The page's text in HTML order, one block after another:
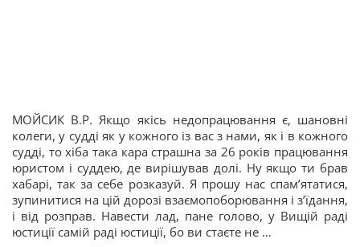
МОЙСИК В.Р. Якщо якісь недопрацювання є, шановні
колеги, у судді як у кожного із вас з нами, як і в кожного
судді, то хіба така кара страшна за 26 років працювання
юристом і суддею, де вирішував долі. Ну якщо ти брав
хабарі, так за себе розказуй. Я прошу нас спам’ятатися,
зупинитися на цій дорозі взаємопоборювання і з’їдання,
і від розправ. Навести лад, пане голово, у Вищій раді
юстиції самій раді юстиції, бо ви стаєте не …